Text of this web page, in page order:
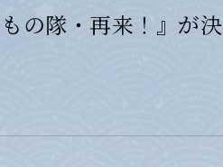
の隊・再来！』が決